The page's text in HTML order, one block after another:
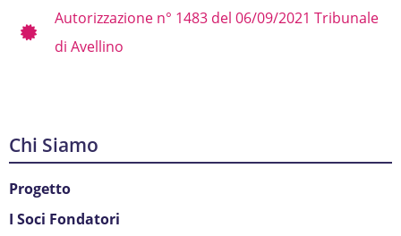
Autorizzazione n° 1483 del 06/09/2021 Tribunale
di Avellino
Chi Siamo
Progetto
I Soci Fondatori